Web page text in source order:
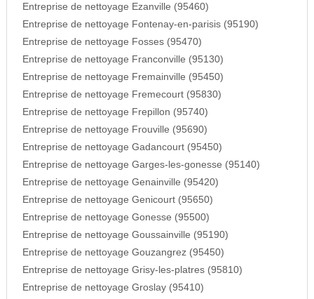
Entreprise de nettoyage Ezanville (95460)
Entreprise de nettoyage Fontenay-en-parisis (95190)
Entreprise de nettoyage Fosses (95470)
Entreprise de nettoyage Franconville (95130)
Entreprise de nettoyage Fremainville (95450)
Entreprise de nettoyage Fremecourt (95830)
Entreprise de nettoyage Frepillon (95740)
Entreprise de nettoyage Frouville (95690)
Entreprise de nettoyage Gadancourt (95450)
Entreprise de nettoyage Garges-les-gonesse (95140)
Entreprise de nettoyage Genainville (95420)
Entreprise de nettoyage Genicourt (95650)
Entreprise de nettoyage Gonesse (95500)
Entreprise de nettoyage Goussainville (95190)
Entreprise de nettoyage Gouzangrez (95450)
Entreprise de nettoyage Grisy-les-platres (95810)
Entreprise de nettoyage Groslay (95410)